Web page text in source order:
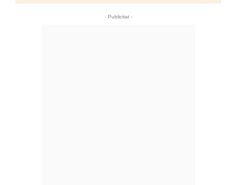
- Publicitat -